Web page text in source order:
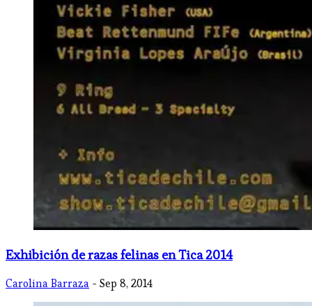
Exhibición de razas felinas en Tica 2014
Carolina Barraza - Sep 8, 2014